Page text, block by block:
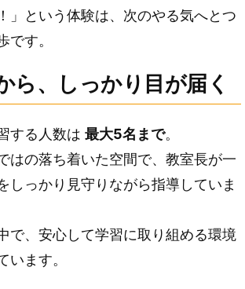
」という体験は、次のやる気へとつ
です。
ら、しっかり目が届く
する人数は 最大5名まで。
はの落ち着いた空間で、教室長が一
しっかり見守りながら指導していま
で、安心して学習に取り組める環境
います。